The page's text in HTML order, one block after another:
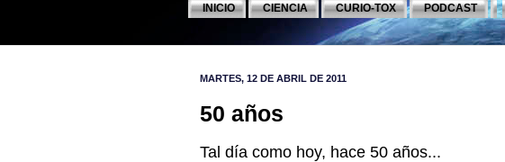
INICIO CIENCIA CURIO-TOX PODCAST
MARTES, 12 DE ABRIL DE 2011
50 años
Tal día como hoy, hace 50 años...